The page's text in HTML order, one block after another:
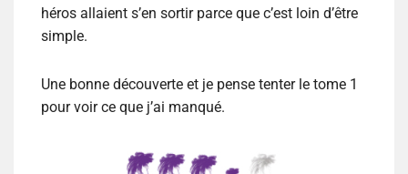
héros allaient s’en sortir parce que c’est loin d’être
simple.
Une bonne découverte et je pense tenter le tome 1
pour voir ce que j’ai manqué.